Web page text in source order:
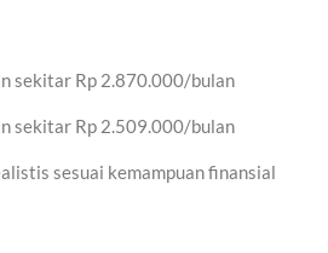
sekitar Rp 2.870.000/bulan
sekitar Rp 2.509.000/bulan
sesuai kemampuan finansial